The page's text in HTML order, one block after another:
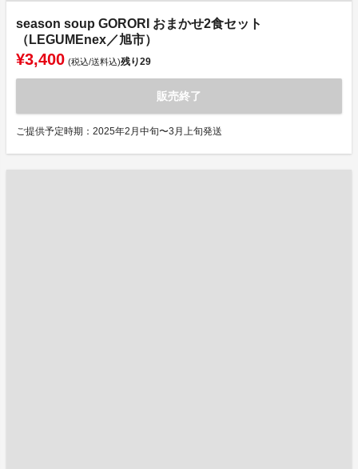
season soup GORORI おまかせ2食セット
（LEGUMEnex／旭市）
¥3,400 (税込/送料込)残り29
販売終了
ご提供予定時期：2025年2月中旬〜3月上旬発送